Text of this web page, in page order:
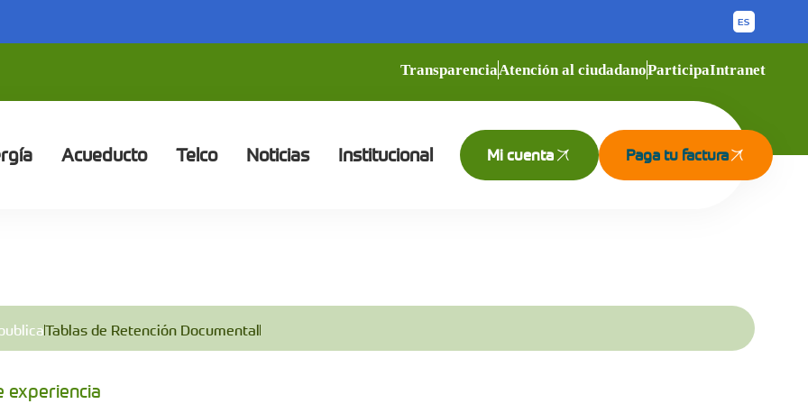
TransparenciaAtención al ciudadanoParticipaIntranet
Acueducto Telco Noticias Institucional Mi cuenta Paga tu factura
Tablas de Retención Documental
experiencia